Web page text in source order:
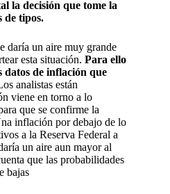
la decisión que tome la
de tipos.
daría un aire muy grande
esta situación. Para ello
datos de inflación que
analistas están
viene en torno a lo
que se confirme la
inflación por debajo de lo
a la Reserva Federal a
un aire aun mayor al
que las probabilidades
bajas